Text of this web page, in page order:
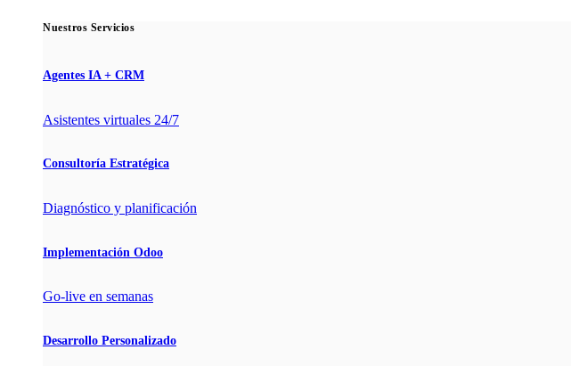
Nuestros Servicios
Agentes IA + CRM
Asistentes virtuales 24/7
Consultoría Estratégica
Diagnóstico y planificación
Implementación Odoo
Go-live en semanas
Desarrollo Personalizado